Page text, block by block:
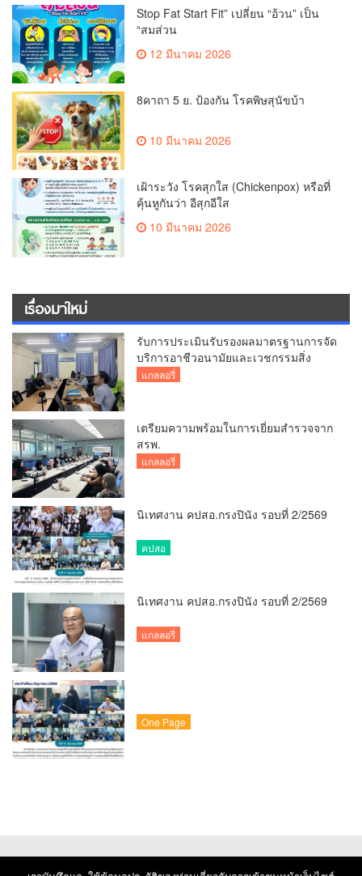
Stop Fat Start Fit” เปลี่ยน “อ้วน” เป็น
“สมส่วน
12 มีนาคม 2026
8คาถา 5 ย. ป้องกัน โรคพิษสุนัขบ้า
10 มีนาคม 2026
เฝ้าระวัง โรคสุกใส (Chickenpox) หรือที่
คุ้นหูกันว่า อีสุกอีใส
10 มีนาคม 2026
เรื่องมาใหม่
รับการประเมินรับรองผลมาตรฐานการจัด
บริการอาชีวอนามัยและเวชกรรมสิ่ง
แวดล้อม
แกลลอรี่
เตรียมความพร้อมในการเยี่ยมสำรวจจาก
สรพ.
แกลลอรี่
นิเทศงาน คปสอ.กรงปินัง รอบที่ 2/2569
คปสอ
นิเทศงาน คปสอ.กรงปินัง รอบที่ 2/2569
แกลลอรี่
One Page